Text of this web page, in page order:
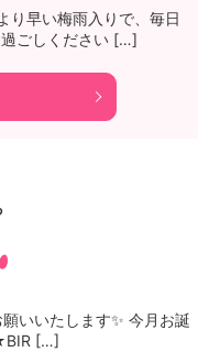
り早い梅雨入りで、毎日
ごしください […]
いいたします✨ 今月お誕
[…]